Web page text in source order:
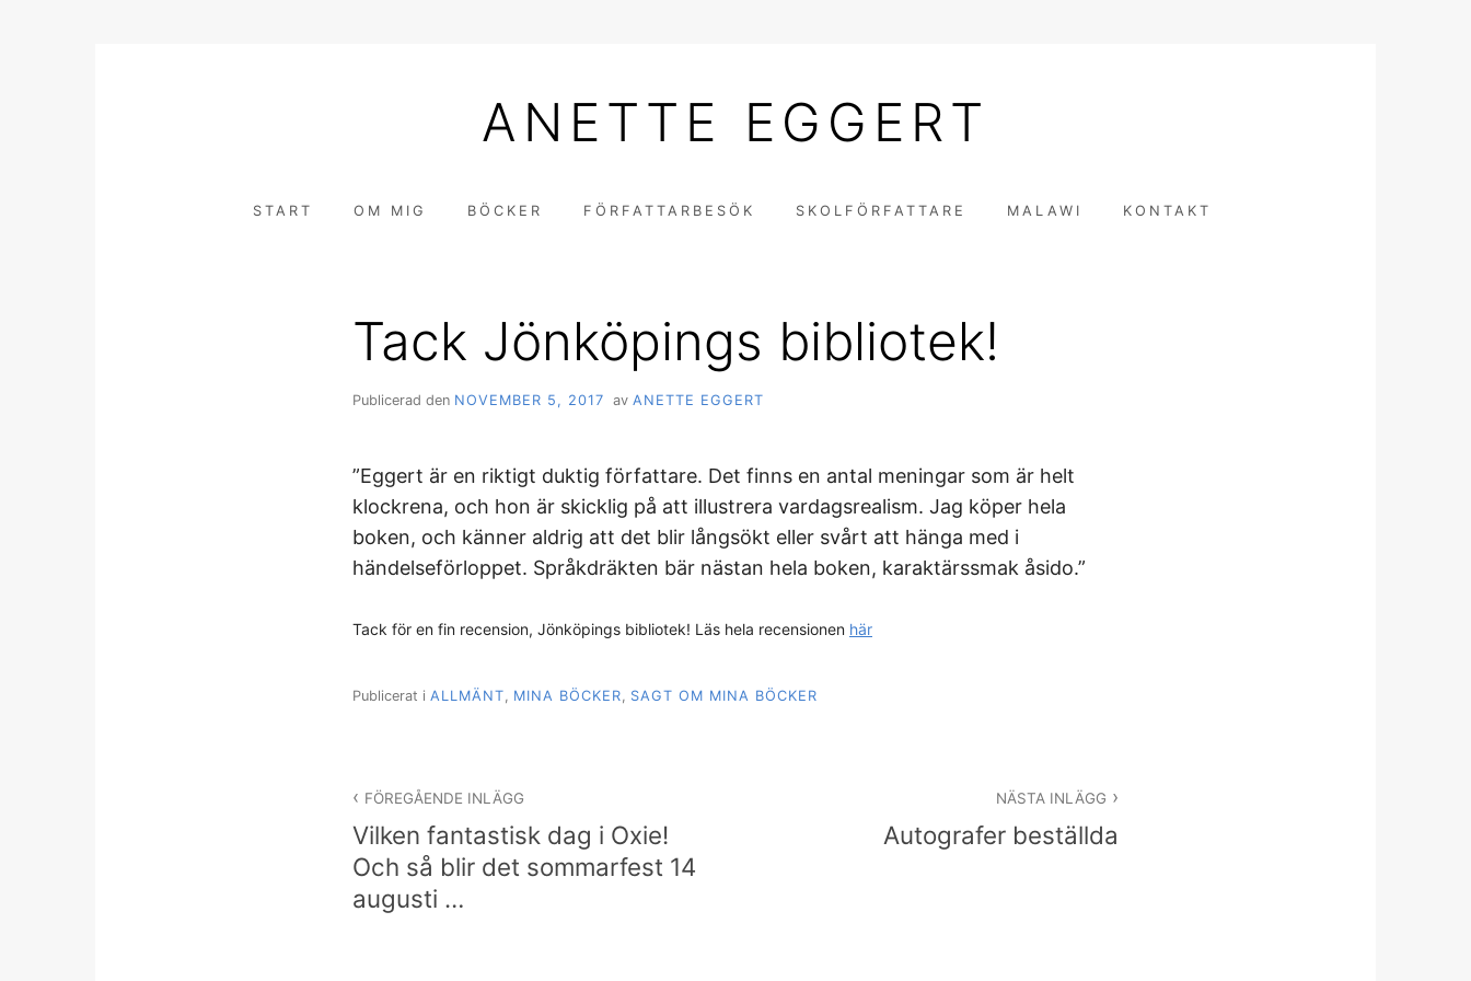
ANETTE EGGERT
START OM MIG BÖCKER FÖRFATTARBESÖK SKOLFÖRFATTARE MALAWI KONTAKT
Tack Jönköpings bibliotek!
Publicerad den NOVEMBER 5, 2017 av ANETTE EGGERT
”Eggert är en riktigt duktig författare. Det finns en antal meningar som är helt
klockrena, och hon är skicklig på att illustrera vardagsrealism. Jag köper hela
boken, och känner aldrig att det blir långsökt eller svårt att hänga med i
händelseförloppet. Språkdräkten bär nästan hela boken, karaktärssmak åsido.”
Tack för en fin recension, Jönköpings bibliotek! Läs hela recensionen här
Publicerat i ALLMÄNT, MINA BÖCKER, SAGT OM MINA BÖCKER
FÖREGÅENDE INLÄGG
Vilken fantastisk dag i Oxie!
Och så blir det sommarfest 14
augusti …
NÄSTA INLÄGG
Autografer beställda